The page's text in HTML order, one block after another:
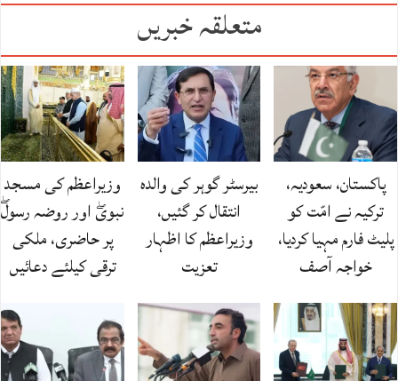
متعلقہ خبریں
پاکستان، سعودیہ،
ترکیہ نے امّت کو
پلیٹ فارم مہیا کردیا،
خواجہ آصف
بیرسٹر گوہر کی والدہ
انتقال کر گئیں،
وزیراعظم کا اظہار
تعزیت
وزیراعظم کی مسجد
نبویۖ اور روضہ رسولۖ
پر حاضری، ملکی
ترقی کیلئے دعائیں